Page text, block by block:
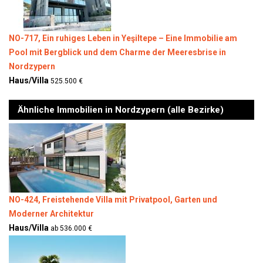
NO-717, Ein ruhiges Leben in Yeşiltepe – Eine Immobilie am
Pool mit Bergblick und dem Charme der Meeresbrise in
Nordzypern
Haus/Villa 525.500 €
Ähnliche Immobilien in Nordzypern (alle Bezirke)
NO-424, Freistehende Villa mit Privatpool, Garten und
Moderner Architektur
Haus/Villa ab 536.000 €